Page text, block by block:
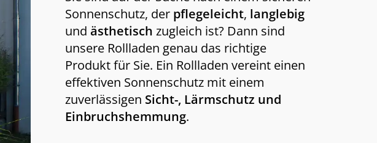
Sonnenschutz, der pflegeleicht, langlebig
und ästhetisch zugleich ist? Dann sind
unsere Rollladen genau das richtige
Produkt für Sie. Ein Rollladen vereint einen
effektiven Sonnenschutz mit einem
zuverlässigen Sicht-, Lärmschutz und
Einbruchshemmung.